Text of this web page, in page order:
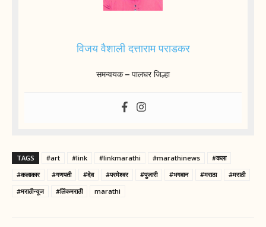
विजय वैशाली दत्ताराम पराडकर
समन्वयक – पालघर जिल्हा
TAGS #art #link #linkmarathi #marathinews
#कला
#कलाकार
#गणपती #देव #परमेश्वर #पुजारी #भगवान #मराठा
#मराठी
#मराठीन्यूज
#लिंकमराठी marathi